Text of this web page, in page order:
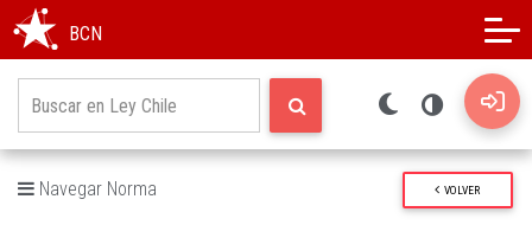
BCN
Navegar Norma VOLVER